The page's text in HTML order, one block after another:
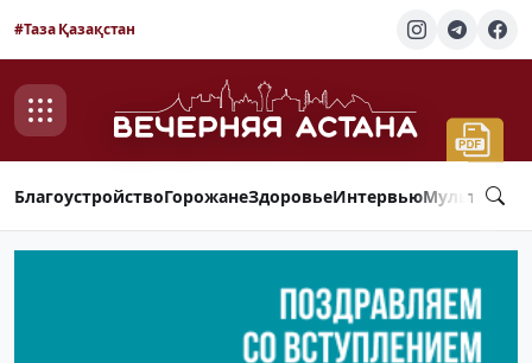
#Таза Қазақстан
БлагоустройствоГорожанеЗдоровьеИнтервью